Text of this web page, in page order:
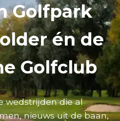
Golfpark
én de
Golfclub
wedstrijden die al
nieuws uit de baan,